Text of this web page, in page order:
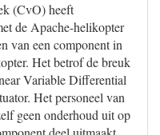
(CvO) heeft
de Apache-helikopter
van een component in
Het betrof de breuk
Variable Differential
Het personeel van
geen onderhoud uit op